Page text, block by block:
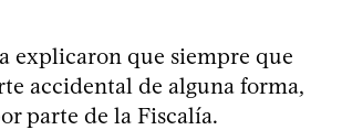
explicaron que siempre que
accidental de alguna forma,
parte de la Fiscalía.